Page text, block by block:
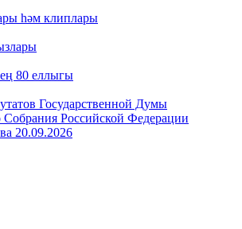
һәм клиплары
80 еллыгы
Государственной Думы
Собрания Российской Федерации
20.09.2026